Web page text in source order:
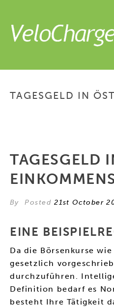
TAGESGELD IN
TAGESGELD
By Posted21st October
EINE
Da die Börsenkurse
gesetzlich
durchzuführen.
Definition bedarf es
besteht Ihre Tätigkeit